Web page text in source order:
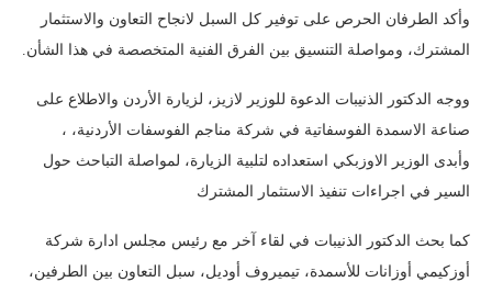
وأكد الطرفان الحرص على توفير كل السبل لانجاح التعاون والاستثمار
المشترك، ومواصلة التنسيق بين الفرق الفنية المتخصصة في هذا الشأن.
ووجه الدكتور الذنيبات الدعوة للوزير لازيز، لزيارة الأردن والاطلاع على
صناعة الاسمدة الفوسفاتية في شركة مناجم الفوسفات الأردنية، ،
وأبدى الوزير الاوزبكي استعداده لتلبية الزيارة، لمواصلة التباحث حول
السير في اجراءات تنفيذ الاستثمار المشترك
كما بحث الدكتور الذنيبات في لقاء آخر مع رئيس مجلس ادارة شركة
أوزكيمي أوزانات للأسمدة، تيميروف أوديل، سبل التعاون بين الطرفين،